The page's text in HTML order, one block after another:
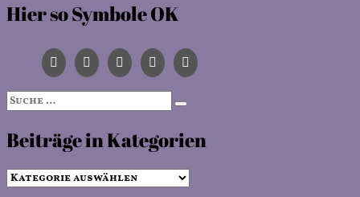
Hier so Symbole OK
Suche
nach:
Suchen
Beiträge in Kategorien
Beiträge